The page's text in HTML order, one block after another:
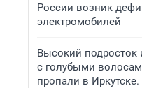
России возник
электромобилей
Высокий подросток
с голубыми
пропали в